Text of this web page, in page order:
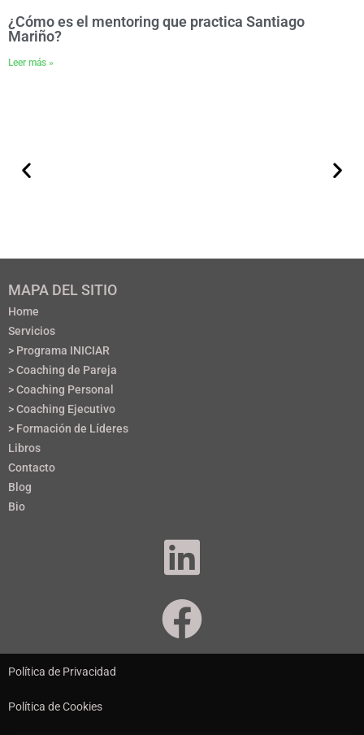
¿Cómo es el mentoring que practica Santiago
Mariño?
Leer más »
MAPA DEL SITIO
Home
Servicios
> Programa INICIAR
> Coaching de Pareja
> Coaching Personal
> Coaching Ejecutivo
> Formación de Líderes
Libros
Contacto
Blog
Bio
Política de Privacidad
Política de Cookies